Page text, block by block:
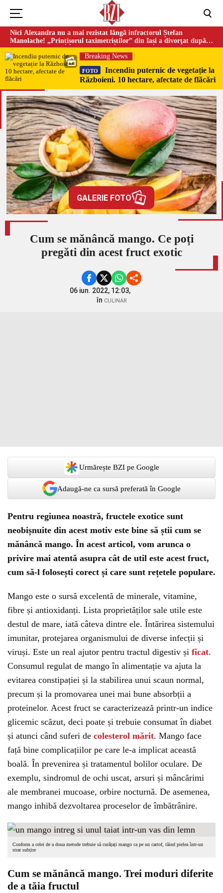
Nici Alexandra nu a mai rezistat lângă infractorul Ștefan
Manolache! „Prințișorul taximetriștilor” din Iași a divorţat după
doi ani de căsnicie
Breaking News
FOTO
Incendiu puternic de vegetație la
Războieni. 10 hectare, afectate de flăcări
GALERIE FOTO 4
Cum se mănâncă mango. Ce poți
pregăti din acest fruct exotic
06 iun. 2022, 12:03,
în CULINAR
Urmărește BZI pe Google
Adaugă-ne ca sursă preferată în Google
Pentru regiunea noastră, fructele exotice sunt
neobișnuite din acest motiv este bine să știi cum se
mănâncă mango. În acest articol, vom arunca o
privire mai atentă asupra cât de util este acest fruct,
cum să-l folosești corect și care sunt rețetele populare.
Mango este o sursă excelentă de minerale, vitamine,
fibre și antioxidanți. Lista proprietăților sale utile este
destul de mare, iată câteva dintre ele. Întărirea sistemului
imunitar, protejarea organismului de diverse infecții și
viruși. Este un real ajutor pentru tractul digestiv și ficat.
Consumul regulat de mango în alimentație va ajuta la
evitarea constipației și la stabilirea unui scaun normal,
precum și la promovarea unei mai bune absorbții a
proteinelor. Acest fruct se caracterizează printr-un indice
glicemic scăzut, deci poate și trebuie consumat în diabet
și atunci când suferi de colesterol mărit. Mango face
față bine complicațiilor pe care le-a implicat această
boală. În prevenirea și tratamentul bolilor oculare. De
exemplu, sindromul de ochi uscat, arsuri și mâncărimi
ale membranei mucoase, orbire nocturnă. De asemenea,
mango inhibă dezvoltarea proceselor de îmbătrânire.
Conform a celei de a doua metode trebuie să curățați mango ca pe un cartof, tăind pielea într-un
strat subțire
Cum se mănâncă mango. Trei moduri diferite
de a tăia fructul